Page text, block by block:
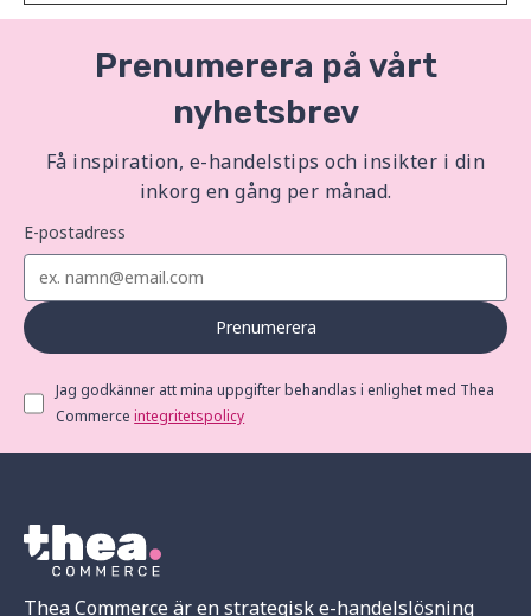
Prenumerera på vårt
nyhetsbrev
Få inspiration, e-handelstips och insikter i din
inkorg en gång per månad.
E-postadress
Prenumerera
Jag godkänner att mina uppgifter behandlas i enlighet med Thea
Commerceintegritetspolicy
Thea Commerce är en strategisk e-handelslösning